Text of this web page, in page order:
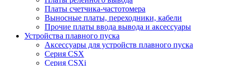
Платы счетчика-частотомера
Выносные платы, переходники, кабели
Прочие платы ввода вывода и аксессуары
Устройства плавного пуска
Аксессуары для устройств плавного пуска
Серия CSX
Серия CSXi